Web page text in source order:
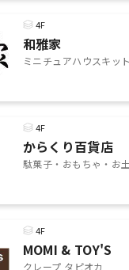
4F
和雅家
ミニチュアハウスキッ
4F
からくり百貨店
駄菓子・おもちゃ・お
4F
MOMI & TOY'S
クレープ タピオカ